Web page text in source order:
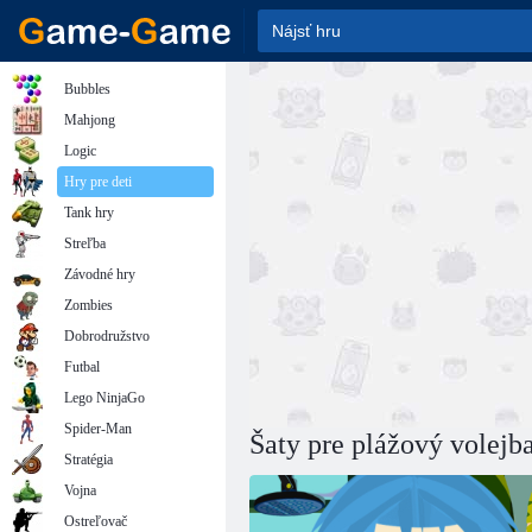
Šaty pre plážový
Bubbles
Mahjong
Logic
Hry pre deti
Tank hry
Streľba
Závodné hry
Zombies
Dobrodružstvo
Futbal
Lego NinjaGo
Spider-Man
Stratégia
Vojna
Ostreľovač